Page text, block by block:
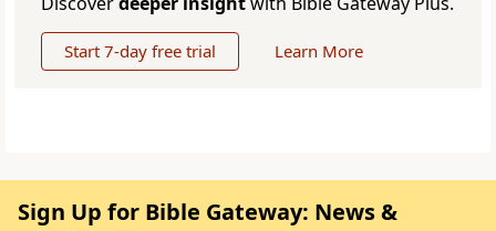
Start 7-day free trial Learn More
Sign Up for Bible Gateway: News &